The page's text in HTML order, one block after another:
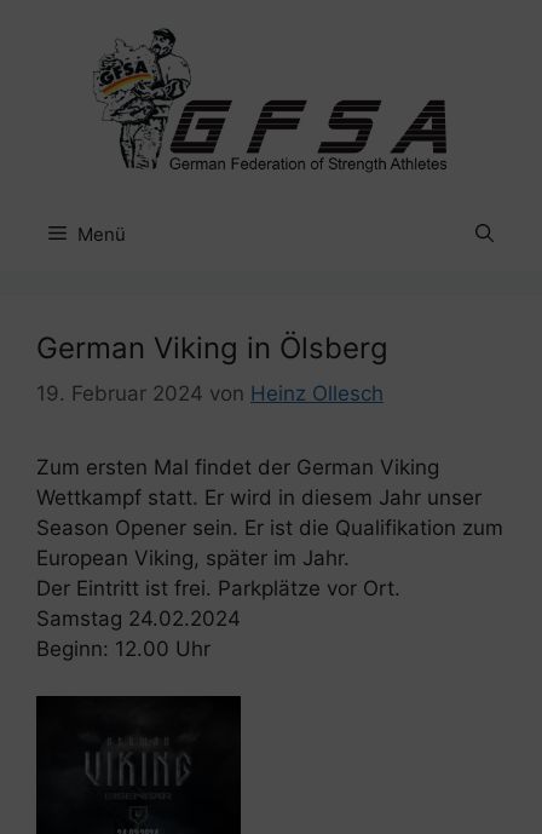
Menü
German Viking in Ölsberg
19. Februar 2024 von Heinz Ollesch
Zum ersten Mal findet der German Viking
Wettkampf statt. Er wird in diesem Jahr unser
Season Opener sein. Er ist die Qualifikation zum
European Viking, später im Jahr.
Der Eintritt ist frei. Parkplätze vor Ort.
Samstag 24.02.2024
Beginn: 12.00 Uhr